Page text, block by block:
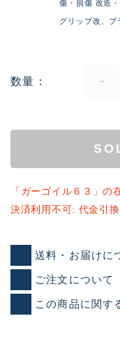
傷・損傷 改造
グリップ改、
数量
「ガーゴイル６３」の
決済利用不可: 代金引換
送料・お届けに
ご注文について
この商品に関す